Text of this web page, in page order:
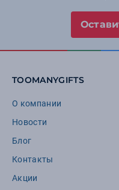
TOOMANYGIFTS
О компании
Новости
Блог
Контакты
Акции